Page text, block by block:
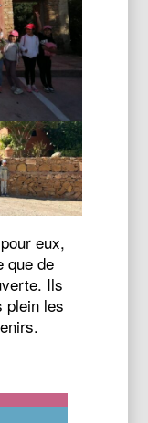
eux,
que de
Ils
plein les